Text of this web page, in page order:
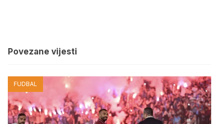
Povezane vijesti
FUDBAL